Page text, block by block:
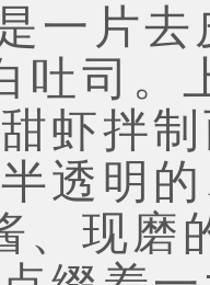
去皮
吐司。
虾拌
透明
、现磨